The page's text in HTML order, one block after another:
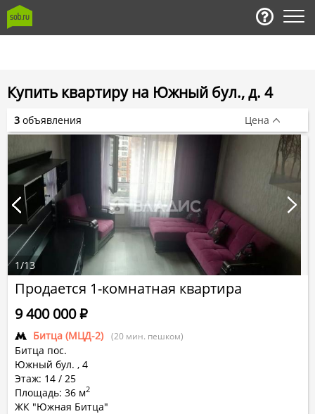
Купить квартиру на Южный бул., д. 4
Продается 1-комнатная квартира
Битца (МЦД-2) (20 мин. пешком)
Битца пос.
Южный бул. , 4
Этаж: 14 / 25
Площадь: 36 м2
ЖК "Южная Битца"
9 400 000Р
1/13
3 объявления Цена